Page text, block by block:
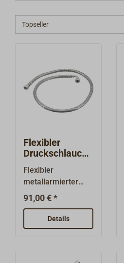
Flexibler
Druckschlauch
CTK1140
Flexibler
metallarmierter
Druckschlauch zur
Verbindung von
Druckleitung und
kardanisch
91,00 € *
Details